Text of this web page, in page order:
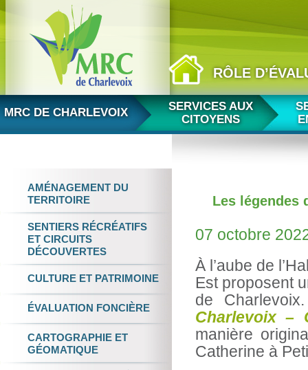
RÔLE
Aller au contenu
MRC DE CHARLEVOIX
SERVICES AUX
CITOYENS
Les légendes
07 octobre
À l’aube de
Est proposent
de
Charlevoix –
manière
Catherine à
AMÉNAGEMENT DU
TERRITOIRE
SENTIERS RÉCRÉATIFS
ET CIRCUITS
DÉCOUVERTES
CULTURE ET PATRIMOINE
ÉVALUATION FONCIÈRE
CARTOGRAPHIE ET
GÉOMATIQUE